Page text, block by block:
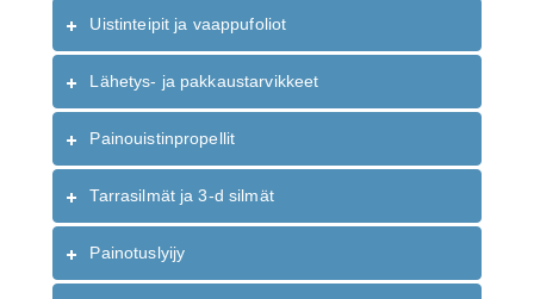
Uistinteipit ja vaappufoliot
Lähetys- ja pakkaustarvikkeet
Painouistinpropellit
Tarrasilmät ja 3-d silmät
Painotuslyijy